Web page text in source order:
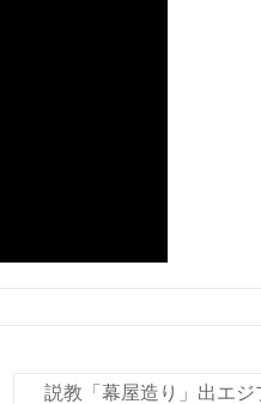
説教「幕屋造り」出エジ